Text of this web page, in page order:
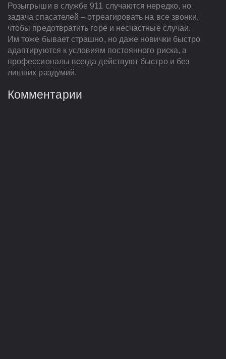
Розыгрыши в службе 911 случаются нередко, но
задача спасателей – отреагировать на все звонки,
чтобы предотвратить горе и несчастные случаи.
Им тоже бывает страшно, но даже новички быстро
адаптируются к условиям постоянного риска, а
профессионалы всегда действуют быстро и без
лишних раздумий.
Комментарии